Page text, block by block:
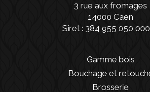
3 rue aux fromages
14000 Caen
Siret : 384 955 050
Gamme bois
Bouchage et
Brosserie